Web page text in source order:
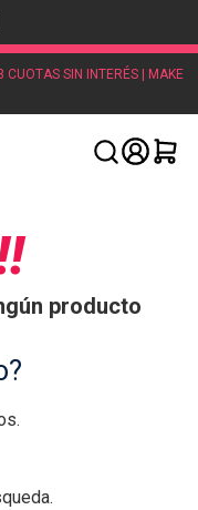
SIN INTERÉS | MAKE
producto